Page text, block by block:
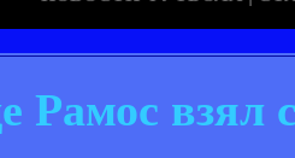
Рамос взял